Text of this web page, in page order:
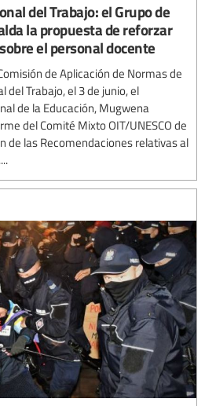
del Trabajo: el Grupo de
la propuesta de reforzar
el personal docente
de Aplicación de Normas de
del Trabajo, el 3 de junio, el
de la Educación, Mugwena
del Comité Mixto OIT/UNESCO de
de las Recomendaciones relativas al